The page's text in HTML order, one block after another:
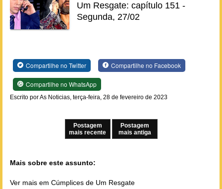
Um Resgate: capítulo 151 -
Segunda, 27/02
Compartilhe no Twitter Compartilhe no Facebook
Compartilhe no WhatsApp
Escrito por As Noticias, terça-feira, 28 de fevereiro de 2023
Postagem
mais recente
Postagem
mais antiga
Mais sobre este assunto:
Ver mais em Cúmplices de Um Resgate